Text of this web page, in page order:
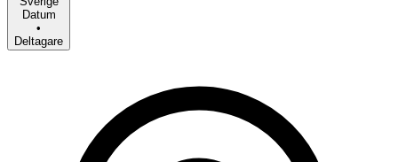
Datum
•
Deltagare